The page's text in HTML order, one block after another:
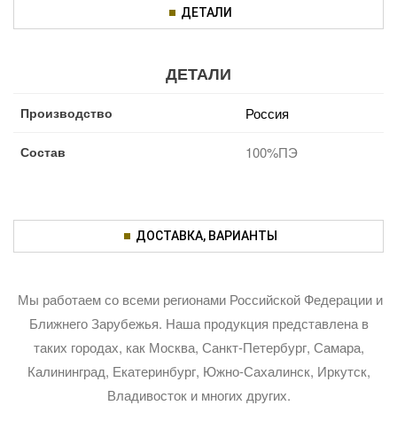
ДЕТАЛИ
ДЕТАЛИ
Производство Россия
Состав 100%ПЭ
ДОСТАВКА, ВАРИАНТЫ
Мы работаем со всеми регионами Российской Федерации и
Ближнего Зарубежья. Наша продукция представлена в
таких городах, как Москва, Санкт-Петербург, Самара,
Калининград, Екатеринбург, Южно-Сахалинск, Иркутск,
Владивосток и многих других.